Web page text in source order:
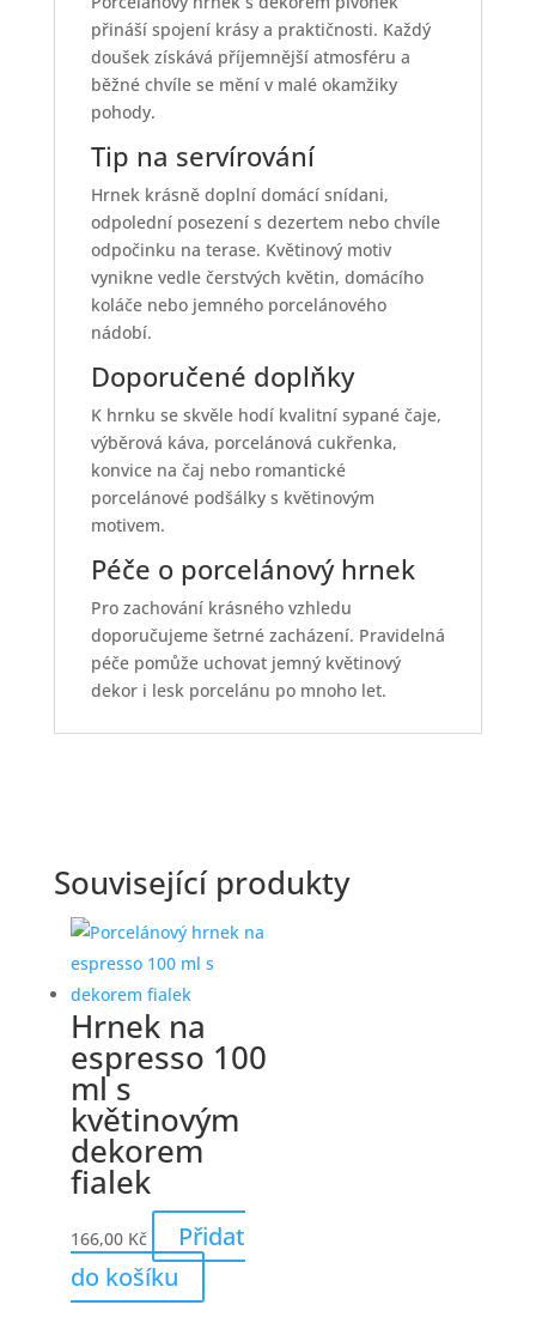
přináší spojení krásy a praktičnosti. Každý
doušek získává příjemnější atmosféru a
běžné chvíle se mění v malé okamžiky
pohody.
Tip na servírování
Hrnek krásně doplní domácí snídani,
odpolední posezení s dezertem nebo chvíle
odpočinku na terase. Květinový motiv
vynikne vedle čerstvých květin, domácího
koláče nebo jemného porcelánového
nádobí.
Doporučené doplňky
K hrnku se skvěle hodí kvalitní sypané čaje,
výběrová káva, porcelánová cukřenka,
konvice na čaj nebo romantické
porcelánové podšálky s květinovým
motivem.
Péče o porcelánový hrnek
Pro zachování krásného vzhledu
doporučujeme šetrné zacházení. Pravidelná
péče pomůže uchovat jemný květinový
dekor i lesk porcelánu po mnoho let.
Související produkty
Hrnek na
espresso 100
ml s
květinovým
dekorem
fialek
166,00 Kč
Přidat
do košíku